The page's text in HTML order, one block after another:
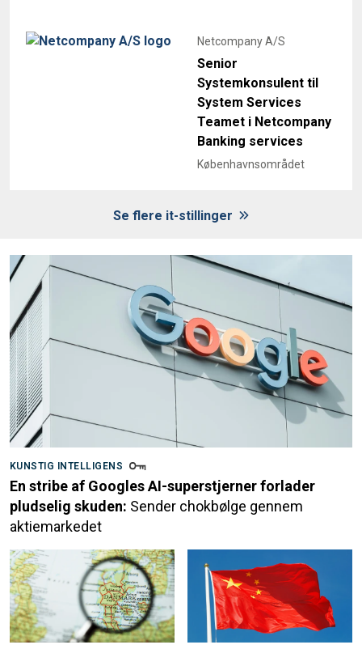
Netcompany A/S
Senior
Systemkonsulent til
System Services
Teamet i Netcompany
Banking services
Københavnsområdet
Se flere it-stillinger
KUNSTIG INTELLIGENS
En stribe af Googles AI-superstjerner forlader
pludselig skuden: Sender chokbølge gennem
aktiemarkedet